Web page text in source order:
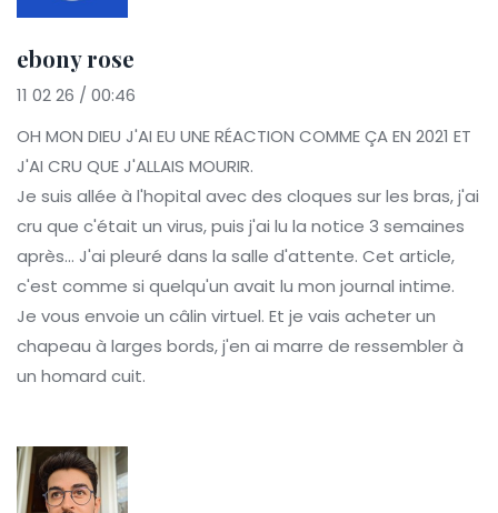
ebony rose
11 02 26 / 00:46
OH MON DIEU J'AI EU UNE RÉACTION COMME ÇA EN 2021 ET
J'AI CRU QUE J'ALLAIS MOURIR.
Je suis allée à l'hopital avec des cloques sur les bras, j'ai
cru que c'était un virus, puis j'ai lu la notice 3 semaines
après… J'ai pleuré dans la salle d'attente. Cet article,
c'est comme si quelqu'un avait lu mon journal intime.
Je vous envoie un câlin virtuel. Et je vais acheter un
chapeau à larges bords, j'en ai marre de ressembler à
un homard cuit.